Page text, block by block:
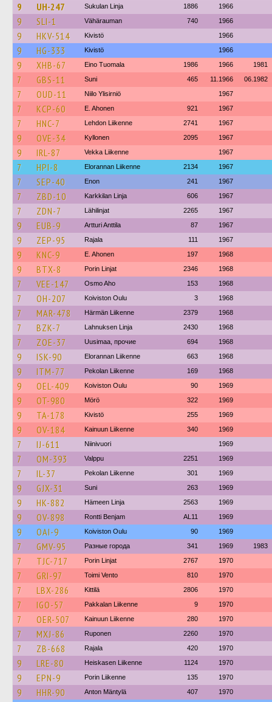
9 UH-247 Sukulan Linja 1886 1966
9 SLI-1 Vähärauman 740 1966
9 HKV-514 Kivistö 1966
9 HG-333 Kivistö 1966
9 XHB-67 Eino Tuomala 1986 1966 1981
7 GBS-11 Suni 465 11.1966 06.1982
7 OUD-11 Niilo Ylisirniö 1967
7 KCP-60 E. Ahonen 921 1967
7 HNC-7 Lehdon Liikenne 2741 1967
9 OVE-34 Kyllonen 2095 1967
9 IRL-87 Vekka Liikenne 1967
7 HPI-8 Elorannan Liikenne 2134 1967
7 SEP-40 Enon 241 1967
7 ZBD-10 Karkkilan Linja 606 1967
7 ZDN-7 Lähilinjat 2265 1967
9 EUB-9 Artturi Anttila 87 1967
9 ZEP-95 Rajala 111 1967
9 KNC-9 E. Ahonen 197 1968
9 BTX-8 Porin Linjat 2346 1968
7 VEE-147 Osmo Aho 153 1968
7 OH-207 Koiviston Oulu 3 1968
7 MAR-478 Härmän Liikenne 2379 1968
7 BZK-7 Lahnuksen Linja 2430 1968
7 ZOE-37 Uusimaa, прочие 694 1968
9 ISK-90 Elorannan Liikenne 663 1968
9 ITM-77 Pekolan Liikenne 169 1968
9 OEL-409 Koiviston Oulu 90 1969
9 OT-980 Mörö 322 1969
9 TA-178 Kivistö 255 1969
9 OV-184 Kainuun Liikenne 340 1969
7 IJ-611 Niinivuori 1969
7 OM-393 Valppu 2251 1969
7 IL-37 Pekolan Liikenne 301 1969
9 GJX-31 Suni 263 1969
9 HK-882 Hämeen Linja 2563 1969
9 OV-898 Rontti Benjam AL11 1969
9 OAI-9 Koiviston Oulu 90 1969
7 GMV-95 Разные города 341 1969 1983
7 TJC-717 Porin Linjat 2767 1970
7 GRI-97 Toimi Vento 810 1970
7 LBX-286 Kittilä 2806 1970
7 IGO-57 Pakkalan Liikenne 9 1970
7 OER-507 Kainuun Liikenne 280 1970
7 MXJ-86 Ruponen 2260 1970
7 ZB-668 Rajala 420 1970
9 LRE-80 Heiskasen Liikenne 1124 1970
9 EPN-9 Porin Liikenne 135 1970
9 HHR-90 Anton Mäntylä 407 1970